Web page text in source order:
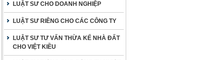
LUẬT SƯ CHO DOANH NGHIỆP
LUẬT SƯ RIÊNG CHO CÁC CÔNG TY
LUẬT SƯ TƯ VẤN THỪA KẾ NHÀ ĐẤT
CHO VIỆT KIỀU